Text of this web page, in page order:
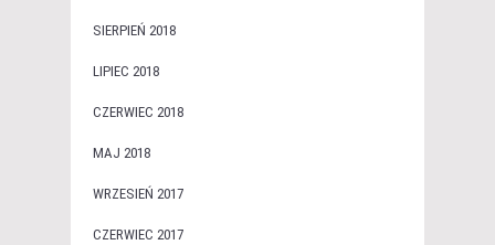
SIERPIEŃ 2018
LIPIEC 2018
CZERWIEC 2018
MAJ 2018
WRZESIEŃ 2017
CZERWIEC 2017